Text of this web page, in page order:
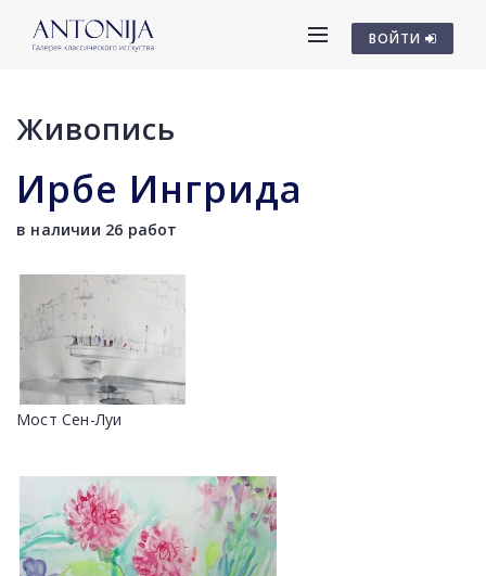
ВОЙТИ
Живопись
Ирбе Ингрида
в наличии 26 работ
Мост Сен-Луи